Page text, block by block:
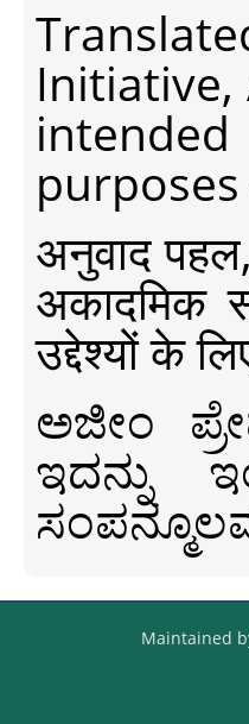
Initiative,
अनुवाद पहल,
अकादमिक
उद्देश्यों के
ಅಜೀಂ
ಇದನ್ನು
Maintained